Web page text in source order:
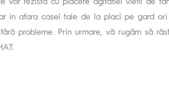
in afara casei tale de la placi pe gard ori
probleme. Prin urmare, vă rugăm să